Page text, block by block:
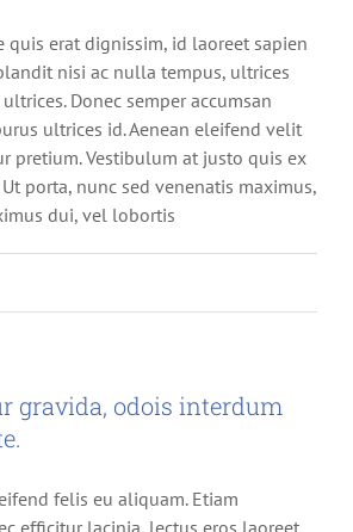
quis erat dignissim, id laoreet sapien
nisi ac nulla tempus, ultrices
Donec semper accumsan
ultrices id. Aenean eleifend velit
pretium. Vestibulum at justo quis ex
porta, nunc sed venenatis maximus,
dui, vel lobortis
gravida, odois interdum
felis eu aliquam. Etiam